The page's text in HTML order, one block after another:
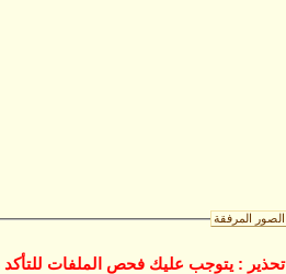
الصور المرفقة
تحذير : يتوجب عليك فحص الملفات